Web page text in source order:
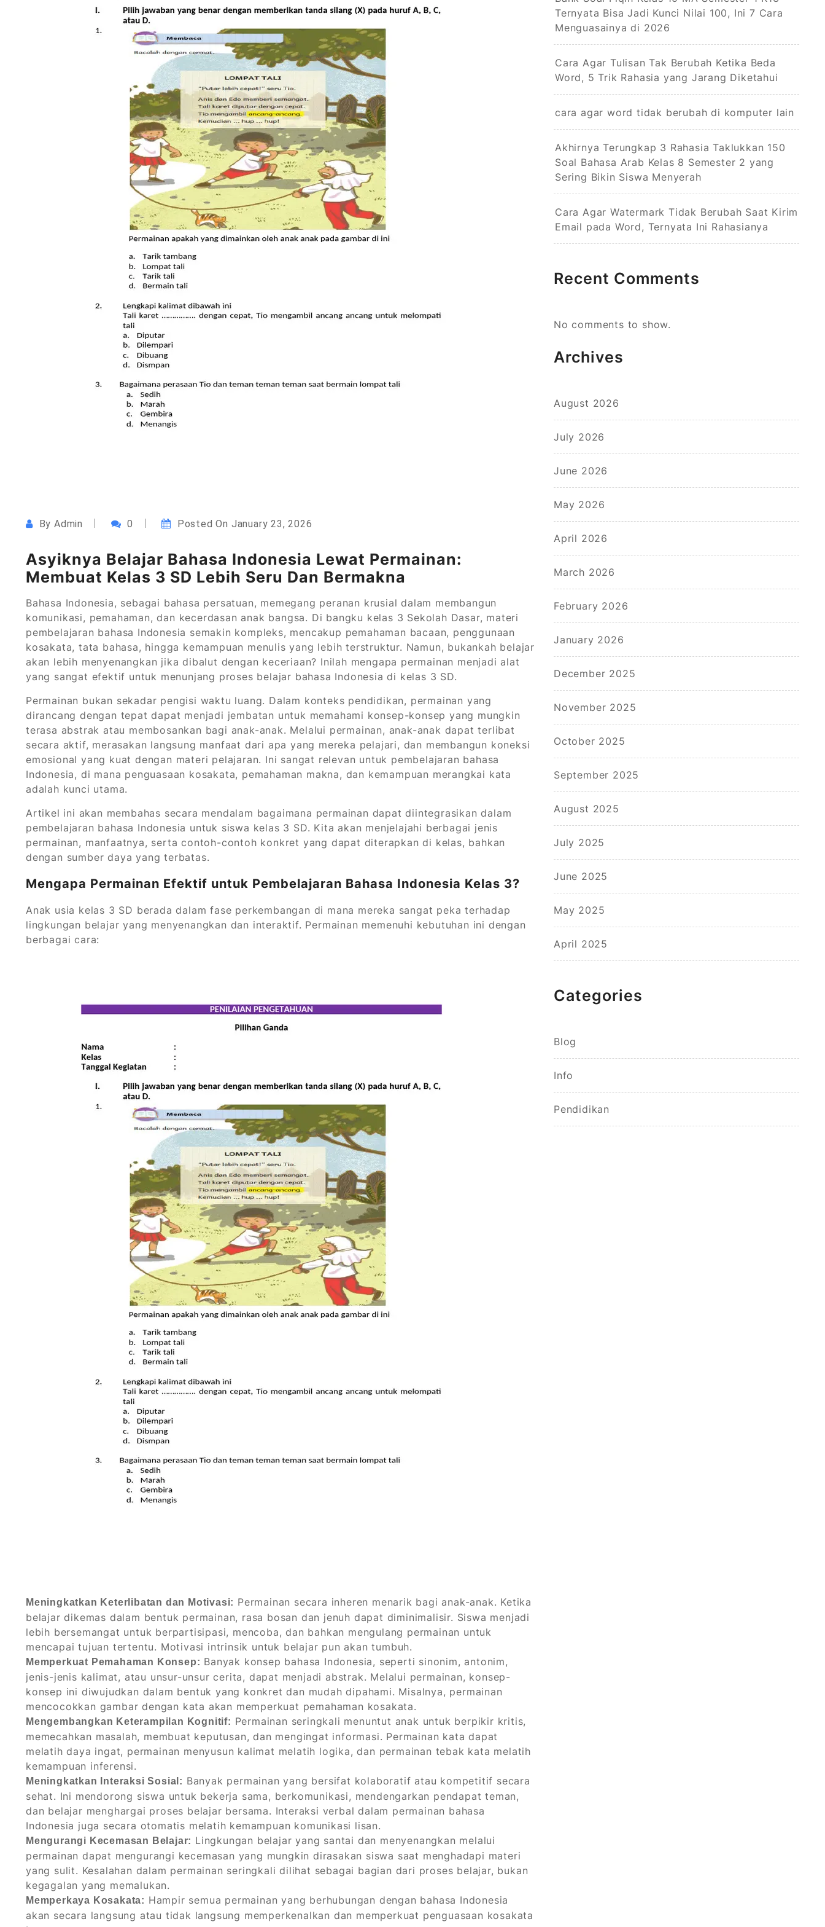
ByAdmin 0 Posted On January 23, 2026
Asyiknya Belajar Bahasa Indonesia Lewat Permainan:
Membuat Kelas 3 SD Lebih Seru Dan Bermakna
Bahasa Indonesia, sebagai bahasa persatuan, memegang peranan krusial dalam membangun
komunikasi, pemahaman, dan kecerdasan anak bangsa. Di bangku kelas 3 Sekolah Dasar, materi
pembelajaran bahasa Indonesia semakin kompleks, mencakup pemahaman bacaan, penggunaan
kosakata, tata bahasa, hingga kemampuan menulis yang lebih terstruktur. Namun, bukankah belajar
akan lebih menyenangkan jika dibalut dengan keceriaan? Inilah mengapa permainan menjadi alat
yang sangat efektif untuk menunjang proses belajar bahasa Indonesia di kelas 3 SD.
Permainan bukan sekadar pengisi waktu luang. Dalam konteks pendidikan, permainan yang
dirancang dengan tepat dapat menjadi jembatan untuk memahami konsep-konsep yang mungkin
terasa abstrak atau membosankan bagi anak-anak. Melalui permainan, anak-anak dapat terlibat
secara aktif, merasakan langsung manfaat dari apa yang mereka pelajari, dan membangun koneksi
emosional yang kuat dengan materi pelajaran. Ini sangat relevan untuk pembelajaran bahasa
Indonesia, di mana penguasaan kosakata, pemahaman makna, dan kemampuan merangkai kata
adalah kunci utama.
Artikel ini akan membahas secara mendalam bagaimana permainan dapat diintegrasikan dalam
pembelajaran bahasa Indonesia untuk siswa kelas 3 SD. Kita akan menjelajahi berbagai jenis
permainan, manfaatnya, serta contoh-contoh konkret yang dapat diterapkan di kelas, bahkan
dengan sumber daya yang terbatas.
Mengapa Permainan Efektif untuk Pembelajaran Bahasa Indonesia Kelas 3?
Anak usia kelas 3 SD berada dalam fase perkembangan di mana mereka sangat peka terhadap
lingkungan belajar yang menyenangkan dan interaktif. Permainan memenuhi kebutuhan ini dengan
berbagai cara:
Meningkatkan Keterlibatan dan Motivasi: Permainan secara inheren menarik bagi anak-anak. Ketika
belajar dikemas dalam bentuk permainan, rasa bosan dan jenuh dapat diminimalisir. Siswa menjadi
lebih bersemangat untuk berpartisipasi, mencoba, dan bahkan mengulang permainan untuk
mencapai tujuan tertentu. Motivasi intrinsik untuk belajar pun akan tumbuh.
Memperkuat Pemahaman Konsep: Banyak konsep bahasa Indonesia, seperti sinonim, antonim,
jenis-jenis kalimat, atau unsur-unsur cerita, dapat menjadi abstrak. Melalui permainan, konsep-
konsep ini diwujudkan dalam bentuk yang konkret dan mudah dipahami. Misalnya, permainan
mencocokkan gambar dengan kata akan memperkuat pemahaman kosakata.
Mengembangkan Keterampilan Kognitif: Permainan seringkali menuntut anak untuk berpikir kritis,
memecahkan masalah, membuat keputusan, dan mengingat informasi. Permainan kata dapat
melatih daya ingat, permainan menyusun kalimat melatih logika, dan permainan tebak kata melatih
kemampuan inferensi.
Meningkatkan Interaksi Sosial: Banyak permainan yang bersifat kolaboratif atau kompetitif secara
sehat. Ini mendorong siswa untuk bekerja sama, berkomunikasi, mendengarkan pendapat teman,
dan belajar menghargai proses belajar bersama. Interaksi verbal dalam permainan bahasa
Indonesia juga secara otomatis melatih kemampuan komunikasi lisan.
Mengurangi Kecemasan Belajar: Lingkungan belajar yang santai dan menyenangkan melalui
permainan dapat mengurangi kecemasan yang mungkin dirasakan siswa saat menghadapi materi
yang sulit. Kesalahan dalam permainan seringkali dilihat sebagai bagian dari proses belajar, bukan
kegagalan yang memalukan.
Memperkaya Kosakata: Hampir semua permainan yang berhubungan dengan bahasa Indonesia
akan secara langsung atau tidak langsung memperkenalkan dan memperkuat penguasaan kosakata
Ternyata Bisa Jadi Kunci Nilai 100, Ini 7 Cara
Menguasainya di 2026
Cara Agar Tulisan Tak Berubah Ketika Beda
Word, 5 Trik Rahasia yang Jarang Diketahui
cara agar word tidak berubah di komputer lain
Akhirnya Terungkap 3 Rahasia Taklukkan 150
Soal Bahasa Arab Kelas 8 Semester 2 yang
Sering Bikin Siswa Menyerah
Cara Agar Watermark Tidak Berubah Saat Kirim
Email pada Word, Ternyata Ini Rahasianya
Recent Comments
No comments to show.
Archives
August 2026
July 2026
June 2026
May 2026
April 2026
March 2026
February 2026
January 2026
December 2025
November 2025
October 2025
September 2025
August 2025
July 2025
June 2025
May 2025
April 2025
Categories
Blog
Info
Pendidikan